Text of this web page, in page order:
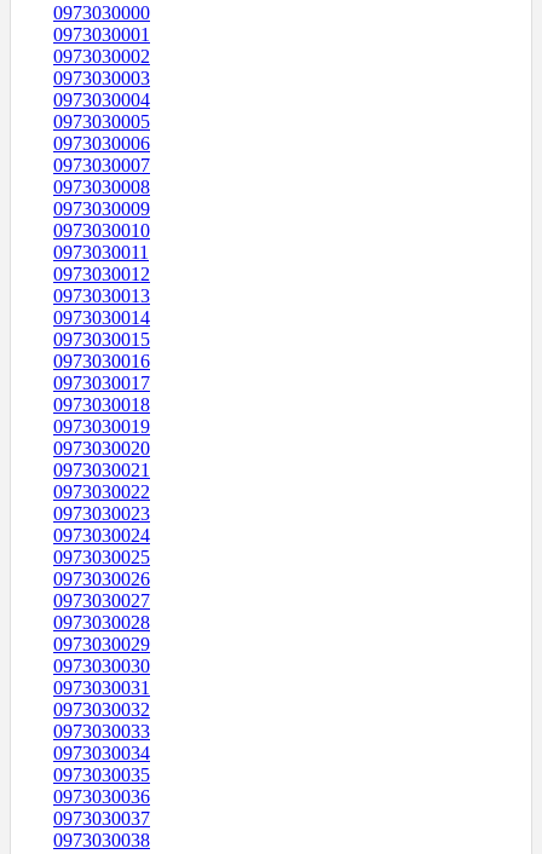
0973030000
0973030001
0973030002
0973030003
0973030004
0973030005
0973030006
0973030007
0973030008
0973030009
0973030010
0973030011
0973030012
0973030013
0973030014
0973030015
0973030016
0973030017
0973030018
0973030019
0973030020
0973030021
0973030022
0973030023
0973030024
0973030025
0973030026
0973030027
0973030028
0973030029
0973030030
0973030031
0973030032
0973030033
0973030034
0973030035
0973030036
0973030037
0973030038